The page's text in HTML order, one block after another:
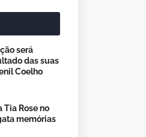
será
das suas
Coelho
Tia Rose no
memórias